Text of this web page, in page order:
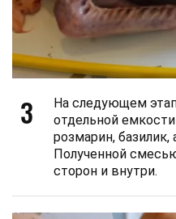
3
На следующем
отдельной
розмарин,
Полученной
сторон и внутри.